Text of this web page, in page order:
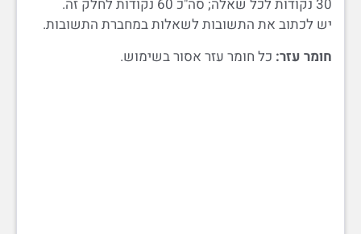
30 נקודות לכל שאלה; סה"כ 60 נקודות לחלק זה.
יש לכתוב את התשובות לשאלות במחברת התשובות.
חומר עזר: כל חומר עזר אסור בשימוש.